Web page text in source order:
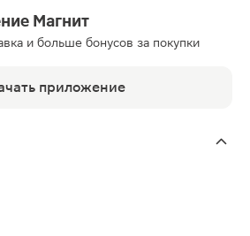
Магнит
и больше бонусов за покупки
приложение